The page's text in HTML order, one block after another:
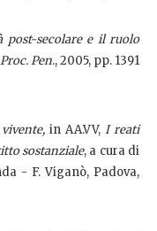
post-secolare e il ruolo
Pen., 2005, pp. 1391
in AA.VV, I reati
sostanziale, a cura di
- F. Viganò, Padova,